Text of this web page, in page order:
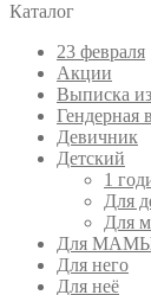
Каталог
23 февраля
Акции
Выписка
Гендерная
Девичник
Детский
1
Для
Для
Для
Для него
Для неё